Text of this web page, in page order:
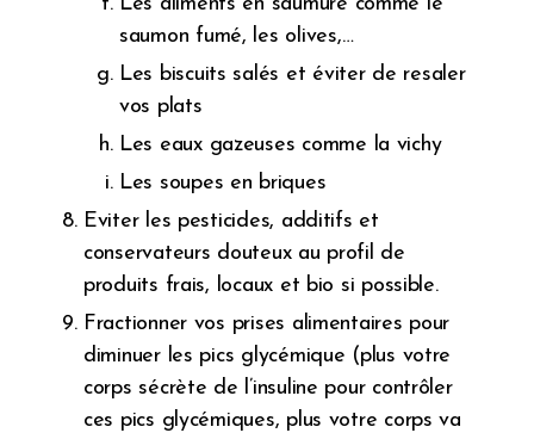
saumon fumé, les olives,…
Les biscuits salés et éviter de resaler
vos plats
Les eaux gazeuses comme la vichy
Les soupes en briques
Eviter les pesticides, additifs et
conservateurs douteux au profil de
produits frais, locaux et bio si possible.
Fractionner vos prises alimentaires pour
diminuer les pics glycémique (plus votre
corps sécrète de l’insuline pour contrôler
ces pics glycémiques, plus votre corps va